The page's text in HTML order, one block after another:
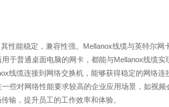
性能稳定，兼容性强。Mellanox线缆与英特尔网
于普通桌面电脑的网卡，都能与Mellanox线缆实
线缆连接到网络交换机，能够获得稳定的网络连
些对网络性能要求较高的企业应用场景，如视频
输，提升员工的工作效率和体验。